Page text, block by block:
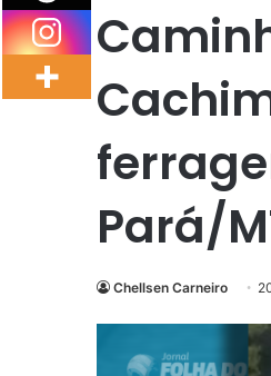
Pará/
Chellsen Carneiro